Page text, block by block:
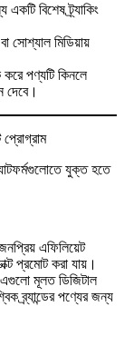
বিশেষ ট্র্যাকিং
সোশ্যাল মিডিয়ায়
পণ্যটি কিনলে
দেবে।
প্রোগ্রাম
যুক্ত হতে
এফিলিয়েট
প্রমোট করা যায়।
এগুলো মূলত ডিজিটাল
ব্র্যান্ডের পণ্যের জন্য